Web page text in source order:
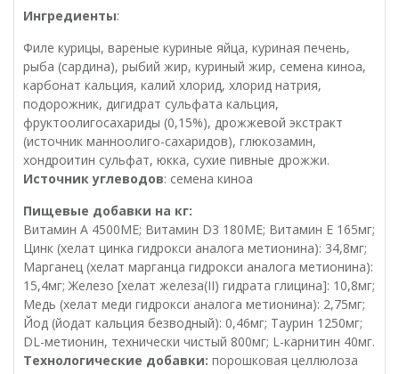
Ингредиенты:
Филе курицы, вареные куриные яйца, куриная печень,
рыба (сардина), рыбий жир, куриный жир, семена киноа,
карбонат кальция, калий хлорид, хлорид натрия,
подорожник, дигидрат сульфата кальция,
фруктоолигосахариды (0,15%), дрожжевой экстракт
(источник манноолиго-сахаридов), глюкозамин,
хондроитин сульфат, юкка, сухие пивные дрожжи.
Источник углеводов: семена киноа
Пищевые добавки на кг:
Витамин A 4500МЕ; Витамин D3 180МЕ; Витамин E 165мг;
Цинк (хелат цинка гидрокси аналога метионина): 34,8мг;
Марганец (хелат марганца гидрокси аналога метионина):
15,4мг; Железо [хелат железа(II) гидрата глицина]: 10,8мг;
Медь (хелат меди гидрокси аналога метионина): 2,75мг;
Йод (йодат кальция безводный): 0,46мг; Таурин 1250мг;
DL-метионин, технически чистый 800мг; L-карнитин 40мг.
Технологические добавки: порошковая целлюлоза